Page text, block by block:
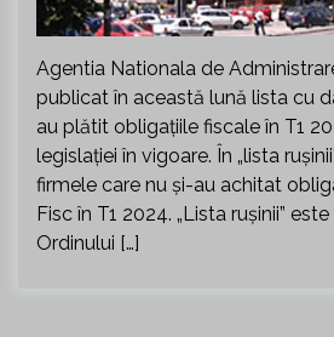
Agentia Nationala de
publicat în această lună lista cu
au plătit obligaţiile fiscale în T1
legislaţiei în vigoare. În „lista
firmele care nu şi-au achitat
Fisc în T1 2024. „Lista ruşinii”
Ordinului […]